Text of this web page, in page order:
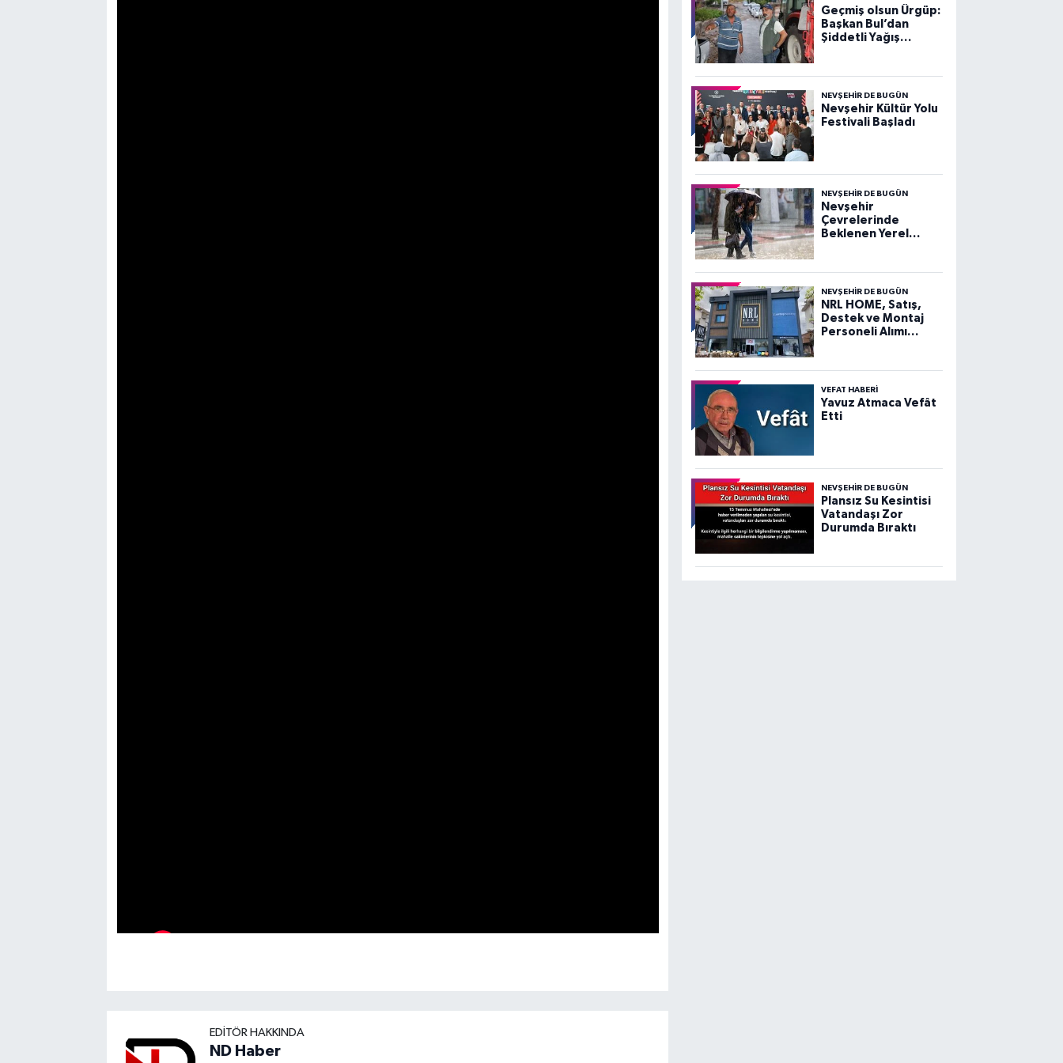
EDITÖR HAKKINDA
ND Haber
Geçmiş olsun Ürgüp:
Başkan Bul’dan
Şiddetli Yağış
NEVŞEHIR DE BUGÜN
Nevşehir Kültür Yolu
Festivali Başladı
NEVŞEHIR DE BUGÜN
Nevşehir
Çevrelerinde
Beklenen Yerel
Yağışlara Dikkat!
NEVŞEHIR DE BUGÜN
NRL HOME, Satış,
Destek ve Montaj
Personeli Alımı
VEFAT HABERI
Yavuz Atmaca Vefât
Etti
NEVŞEHIR DE BUGÜN
Plansız Su Kesintisi
Vatandaşı Zor
Durumda Bıraktı